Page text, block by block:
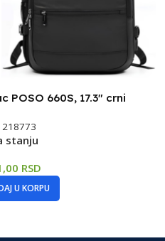
POSO 660S, 17.3″ crni
218773
stanju
RSD
U KORPU